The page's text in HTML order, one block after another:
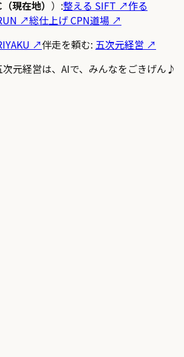
現在地） ）:整える SIFT ↗作る
↗総仕上げ CPN道場 ↗
↗伴走を頼む: 五次元経営 ↗
元経営は、AIで、みんなをごきげん♪